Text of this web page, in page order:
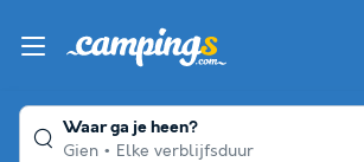
Waar ga je heen?
Gien
Elke verblijfsduur